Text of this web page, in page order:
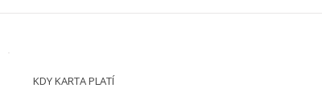
KDY KARTA PLATÍ